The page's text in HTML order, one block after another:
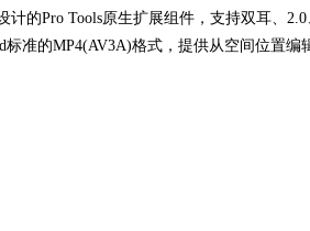
的Pro Tools原生扩展组件，支持双耳、2.0
准的MP4(AV3A)格式，提供从空间位置编